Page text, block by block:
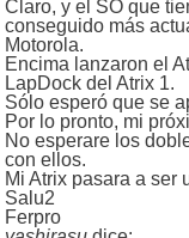
Claro, y el SO que
conseguido más
Motorola.
Encima lanzaron el
LapDock del Atrix 1.
Sólo esperó que se
Por lo pronto, mi
No esperare los
con ellos.
Mi Atrix pasara a ser
Salu2
Ferpro